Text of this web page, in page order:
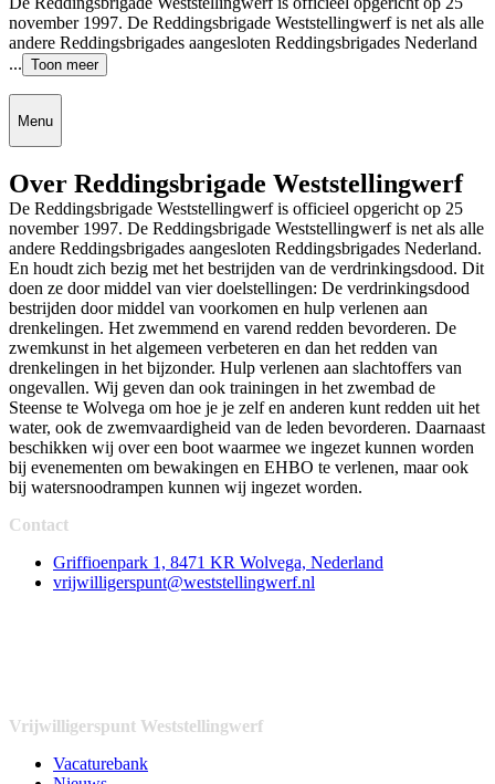
november 1997. De Reddingsbrigade Weststellingwerf is net als alle
andere Reddingsbrigades aangesloten Reddingsbrigades Nederland
... Toon meer
Menu
Over Reddingsbrigade Weststellingwerf
De Reddingsbrigade Weststellingwerf is officieel opgericht op 25
november 1997. De Reddingsbrigade Weststellingwerf is net als alle
andere Reddingsbrigades aangesloten Reddingsbrigades Nederland.
En houdt zich bezig met het bestrijden van de verdrinkingsdood. Dit
doen ze door middel van vier doelstellingen: De verdrinkingsdood
bestrijden door middel van voorkomen en hulp verlenen aan
drenkelingen. Het zwemmend en varend redden bevorderen. De
zwemkunst in het algemeen verbeteren en dan het redden van
drenkelingen in het bijzonder. Hulp verlenen aan slachtoffers van
ongevallen. Wij geven dan ook trainingen in het zwembad de
Steense te Wolvega om hoe je je zelf en anderen kunt redden uit het
water, ook de zwemvaardigheid van de leden bevorderen. Daarnaast
beschikken wij over een boot waarmee we ingezet kunnen worden
bij evenementen om bewakingen en EHBO te verlenen, maar ook
bij watersnoodrampen kunnen wij ingezet worden.
Contact
Griffioenpark 1, 8471 KR Wolvega, Nederland
vrijwilligerspunt@weststellingwerf.nl
Vrijwilligerspunt Weststellingwerf
Vacaturebank